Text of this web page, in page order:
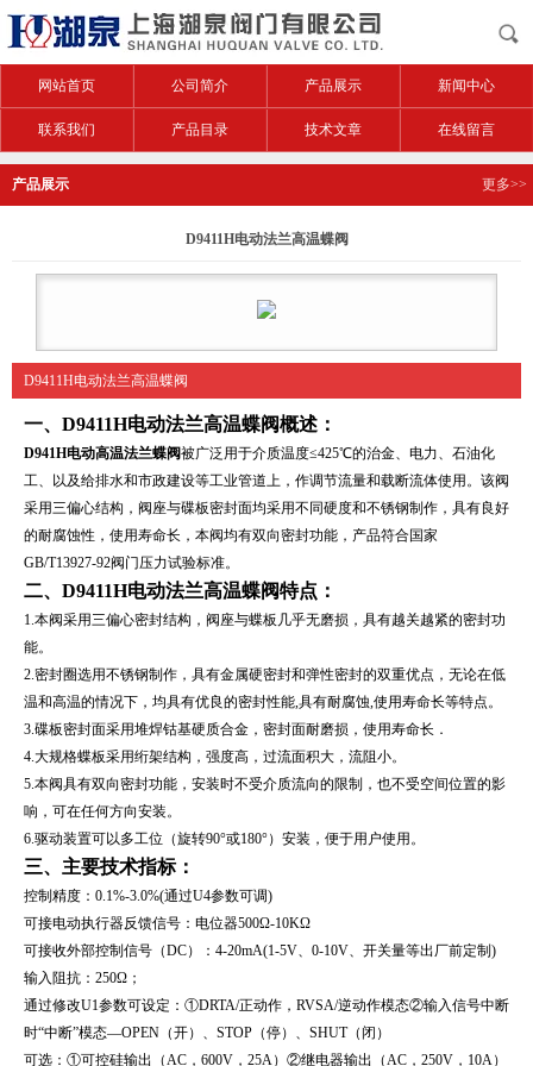
网站首页 公司简介 产品展示 新闻中心
联系我们 产品目录 技术文章 在线留言
产品展示 更多>>
D9411H电动法兰高温蝶阀
D9411H电动法兰高温蝶阀
一、 D9411H电动法兰高温蝶阀概述：
D941H电动高温法兰蝶阀被广泛用于介质温度≤425℃的治金、电力、石油化
工、以及给排水和市政建设等工业管道上，作调节流量和载断流体使用。该阀
采用三偏心结构，阀座与碟板密封面均采用不同硬度和不锈钢制作，具有良好
的耐腐蚀性，使用寿命长，本阀均有双向密封功能，产品符合国家
GB/T13927-92阀门压力试验标准。
二、 D9411H电动法兰高温蝶阀特点：
1.本阀采用三偏心密封结构，阀座与蝶板几乎无磨损，具有越关越紧的密封功
能。
2.密封圈选用不锈钢制作，具有金属硬密封和弹性密封的双重优点，无论在低
温和高温的情况下，均具有优良的密封性能,具有耐腐蚀,使用寿命长等特点。
3.碟板密封面采用堆焊钴基硬质合金，密封面耐磨损，使用寿命长．
4.大规格蝶板采用绗架结构，强度高，过流面积大，流阻小。
5.本阀具有双向密封功能，安装时不受介质流向的限制，也不受空间位置的影
响，可在任何方向安装。
6.驱动装置可以多工位（旋转90°或180°）安装，便于用户使用。
三、主要技术指标：
控制精度：0.1%-3.0%(通过U4参数可调)
可接电动执行器反馈信号：电位器500Ω-10KΩ
可接收外部控制信号（DC）：4-20mA(1-5V、0-10V、开关量等出厂前定制)
输入阻抗：250Ω；
通过修改U1参数可设定：①DRTA/正动作，RVSA/逆动作模态②输入信号中断
时“中断”模态—OPEN（开）、STOP（停）、SHUT（闭）
可选：①可控硅输出（AC，600V，25A）②继电器输出（AC，250V，10A）